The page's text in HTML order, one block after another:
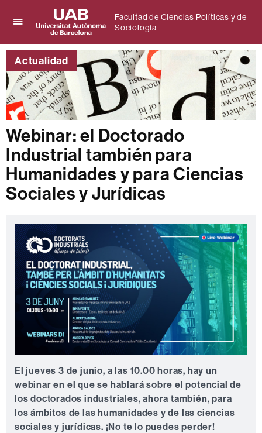
aquí
para
desplegar
el
menú
de
Facultad
de
Ciencias
Políticas
y
de
Sociología
Universitat
Autònoma
de
Barcelona
Facultad de Ciencias Políticas y de
Sociología
Actualidad
Webinar: el Doctorado
Industrial también para
Humanidades y para Ciencias
Sociales y Jurídicas
El jueves 3 de junio, a las 10.00 horas, hay un
webinar en el que se hablará sobre el potencial de
los doctorados industriales, ahora también, para
los ámbitos de las humanidades y de las ciencias
sociales y jurídicas. ¡No te lo puedes perder!